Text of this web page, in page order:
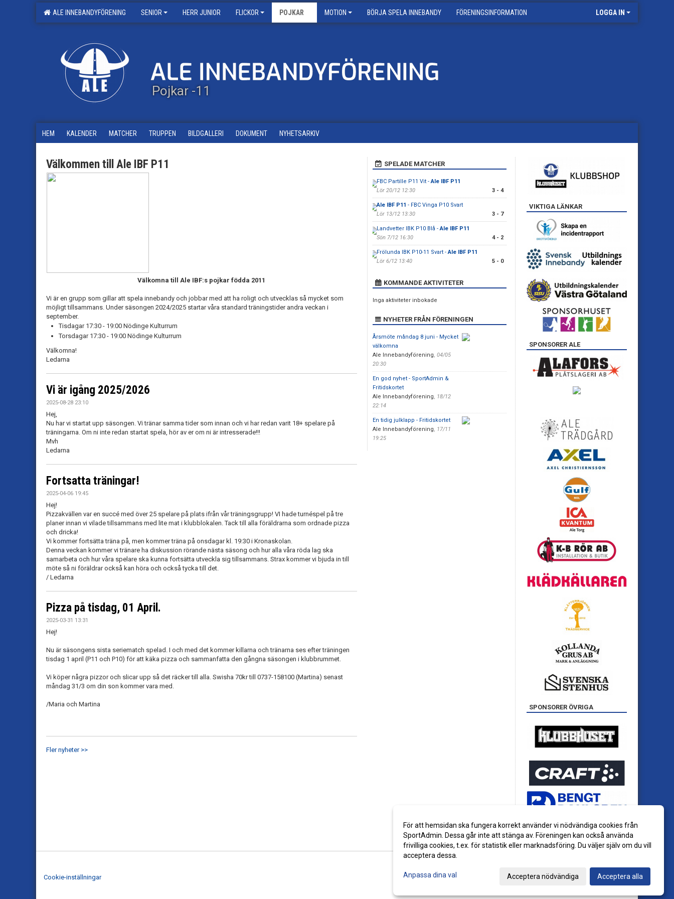
ALE INNEBANDYFÖRENING SENIOR HERR JUNIOR FLICKOR POJKAR MOTION BÖRJA SPELA INNEBANDY FÖRENINGSINFORMATION LOGGA IN
Pojkar -11
HEM KALENDER MATCHER TRUPPEN BILDGALLERI DOKUMENT NYHETSARKIV
Välkommen till Ale IBF P11
Välkomna till Ale IBF:s pojkar födda 2011
Vi är en grupp som gillar att spela innebandy och jobbar med att ha roligt och utvecklas så mycket som
möjligt tillsammans. Under säsongen 2024/2025 startar våra standard träningstider andra veckan i
september.
Tisdagar 17:30 - 19:00 Nödinge Kulturrum
Torsdagar 17:30 - 19:00 Nödinge Kulturrum
Välkomna!
Ledarna
Vi är igång 2025/2026
2025-08-28 23:10
Hej,
Nu har vi startat upp säsongen. Vi tränar samma tider som innan och vi har redan varit 18+ spelare på
träningarna. Om ni inte redan startat spela, hör av er om ni är intresserade!!!
Mvh
Ledarna
Fortsatta träningar!
2025-04-06 19:45
Hej!
Pizzakvällen var en succé med över 25 spelare på plats ifrån vår träningsgrupp! VI hade turnéspel på tre
planer innan vi vilade tillsammans med lite mat i klubblokalen. Tack till alla föräldrarna som ordnade pizza
och dricka!
Vi kommer fortsätta träna på, men kommer träna på onsdagar kl. 19:30 i Kronaskolan.
Denna veckan kommer vi tränare ha diskussion rörande nästa säsong och hur alla våra röda lag ska
samarbeta och hur våra spelare ska kunna fortsätta utveckla sig tillsammans. Strax kommer vi bjuda in till
möte så ni föräldrar också kan höra och också tycka till det.
/ Ledarna
Pizza på tisdag, 01 April.
2025-03-31 13:31
Hej!
Nu är säsongens sista seriematch spelad. I och med det kommer killarna och tränarna ses efter träningen
tisdag 1 april (P11 och P10) för att käka pizza och sammanfatta den gångna säsongen i klubbrummet.
Vi köper några pizzor och slicar upp så det räcker till alla. Swisha 70kr till 0737-158100 (Martina) senast
måndag 31/3 om din son kommer vara med.
/Maria och Martina
Fler nyheter >>
SPELADE MATCHER
FBC Partille P11 Vit -Ale IBF P11
Lör 20/12 12:30
3 - 4
Ale IBF P11 - FBC Vinga P10 Svart
Lör 13/12 13:30
3 - 7
Landvetter IBK P10 Blå -Ale IBF P11
Sön 7/12 16:30
4 - 2
Frölunda IBK P10-11 Svart -Ale IBF P11
Lör 6/12 13:40
5 - 0
KOMMANDE AKTIVITETER
Inga aktiviteter inbokade
NYHETER FRÅN FÖRENINGEN
Årsmöte måndag 8 juni - Mycket
välkomna
Ale Innebandyförening, 04/05
20:30
En god nyhet - SportAdmin &
Fritidskortet
Ale Innebandyförening, 18/12
22:14
En tidig julklapp - Fritidskortet
Ale Innebandyförening, 17/11
19:25
VIKTIGA LÄNKAR
SPONSORER ALE
SPONSORER ÖVRIGA
Cookie-inställningar
För att hemsidan ska fungera korrekt använder vi nödvändiga cookies från
SportAdmin. Dessa går inte att stänga av. Föreningen kan också använda
frivilliga cookies, t.ex. för statistik eller marknadsföring. Du väljer själv om du vill
acceptera dessa.
Anpassa dina val Acceptera nödvändiga Acceptera alla